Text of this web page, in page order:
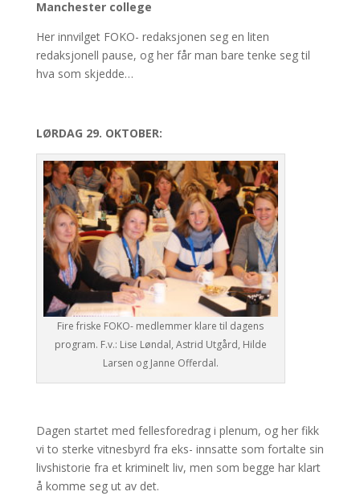
Manchester college
Her innvilget FOKO- redaksjonen seg en liten
redaksjonell pause, og her får man bare tenke seg til
hva som skjedde…
LØRDAG 29. OKTOBER:
Fire friske FOKO- medlemmer klare til dagens
program. F.v.: Lise Løndal, Astrid Utgård, Hilde
Larsen og Janne Offerdal.
Dagen startet med fellesforedrag i plenum, og her fikk
vi to sterke vitnesbyrd fra eks- innsatte som fortalte sin
livshistorie fra et kriminelt liv, men som begge har klart
å komme seg ut av det.